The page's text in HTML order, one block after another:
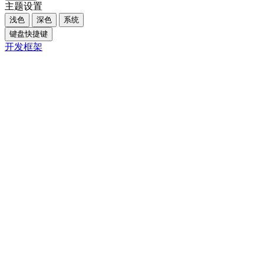
主题设置
浅色 深色
系统
键盘快捷键
开发框架